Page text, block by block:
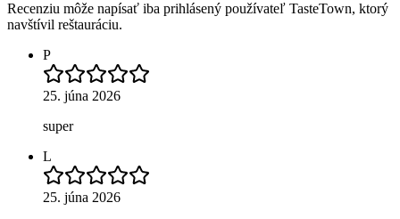
Recenziu môže napísať iba prihlásený používateľ TasteTown, ktorý
navštívil reštauráciu.
P
25. júna 2026
super
L
25. júna 2026